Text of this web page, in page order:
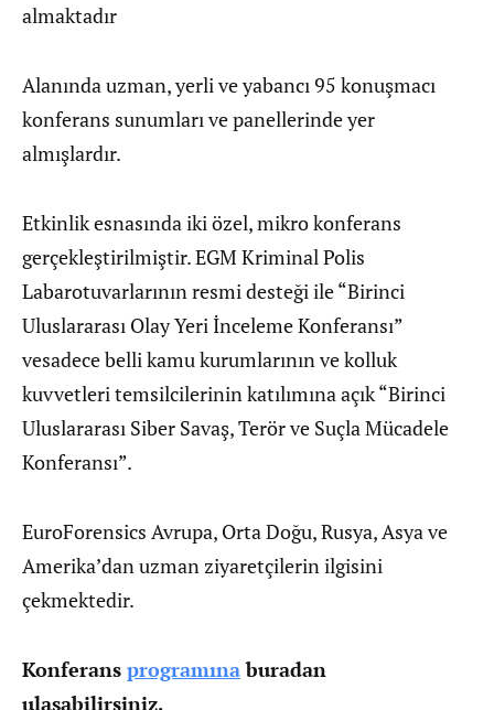
almaktadır
Alanında uzman, yerli ve yabancı 95 konuşmacı
konferans sunumları ve panellerinde yer
almışlardır.
Etkinlik esnasında iki özel, mikro konferans
gerçekleştirilmiştir. EGM Kriminal Polis
Labarotuvarlarının resmi desteği ile “Birinci
Uluslararası Olay Yeri İnceleme Konferansı”
vesadece belli kamu kurumlarının ve kolluk
kuvvetleri temsilcilerinin katılımına açık “Birinci
Uluslararası Siber Savaş, Terör ve Suçla Mücadele
Konferansı”.
EuroForensics Avrupa, Orta Doğu, Rusya, Asya ve
Amerika’dan uzman ziyaretçilerin ilgisini
çekmektedir.
Konferans programınaburadan
ulaşabilirsiniz.